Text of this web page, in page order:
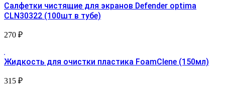
Салфетки чистящие для экранов Defender optima
CLN30322 (100шт в тубе)
270 ₽
Жидкость для очистки пластика FoamClene (150мл)
315 ₽